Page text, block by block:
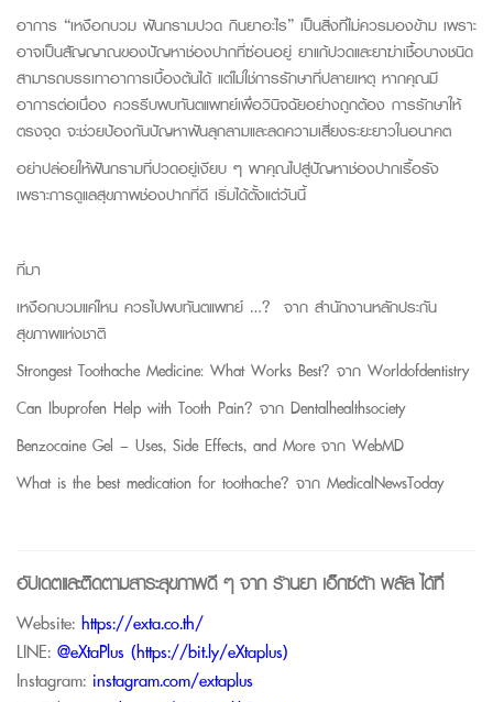
อาการ “เหงือกบวม ฟันกรามปวด กินยาอะไร” เป็นสิ่งที่ไม่ควรมองข้าม เพราะ
อาจเป็นสัญญาณของปัญหาช่องปากที่ซ่อนอยู่ ยาแก้ปวดและยาฆ่าเชื้อบางชนิด
สามารถบรรเทาอาการเบื้องต้นได้ แต่ไม่ใช่การรักษาที่ปลายเหตุ หากคุณมี
อาการต่อเนื่อง ควรรีบพบทันตแพทย์เพื่อวินิจฉัยอย่างถูกต้อง การรักษาให้
ตรงจุด จะช่วยป้องกันปัญหาฟันลุกลามและลดความเสี่ยงระยะยาวในอนาคต
อย่าปล่อยให้ฟันกรามที่ปวดอยู่เงียบ ๆ พาคุณไปสู่ปัญหาช่องปากเรื้อรัง
เพราะการดูแลสุขภาพช่องปากที่ดี เริ่มได้ตั้งแต่วันนี้
ที่มา
เหงือกบวมแค่ไหน ควรไปพบทันตแพทย์ …? จาก สำนักงานหลักประกัน
สุขภาพแห่งชาติ
Strongest Toothache Medicine: What Works Best? จาก Worldofdentistry
Can Ibuprofen Help with Tooth Pain? จาก Dentalhealthsociety
Benzocaine Gel – Uses, Side Effects, and More จาก WebMD
What is the best medication for toothache? จาก MedicalNewsToday
อัปเดตและติดตามสาระสุขภาพดี ๆ จากร้านยา เอ็กซ์ต้า พลัสได้ที่
Website: https://exta.co.th/
LINE: @eXtaPlus (https://bit.ly/eXtaplus)
Instagram: instagram.com/extaplus